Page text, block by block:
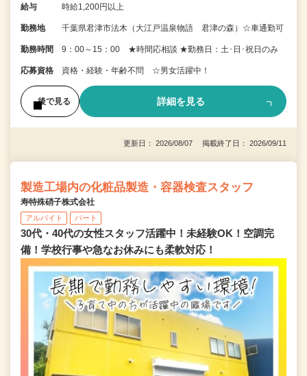
給与 時給1,200円以上
勤務地 千葉県君津市法木（大江戸温泉物語 君津の森）☆車通勤可
勤務時間 9：00～15：00 ★時間応相談 ★勤務日：土･日･祝日のみ
応募資格 資格・経験・年齢不問 ☆男女活躍中！
後で見る 詳細を見る
更新日： 2026/08/07 掲載終了日： 2026/09/11
製造工場内の化粧品製造・容器検査スタッフ
寿特殊硝子株式会社
アルバイト パート
30代・40代の女性スタッフ活躍中！未経験OK！空調完
備！学校行事や急なお休みにも柔軟対応！